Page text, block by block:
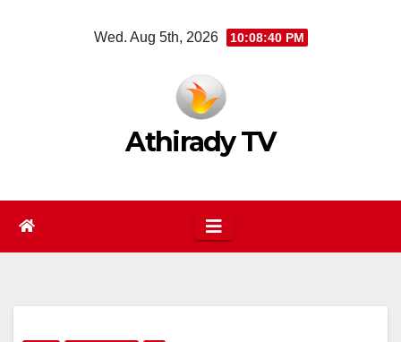
Wed. Aug 5th, 2026 10:08:40 PM
Athirady TV